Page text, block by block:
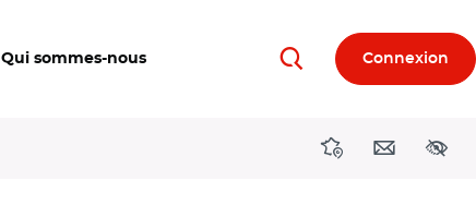
Qui sommes-nous RechercherConnexion
DirectionsContact